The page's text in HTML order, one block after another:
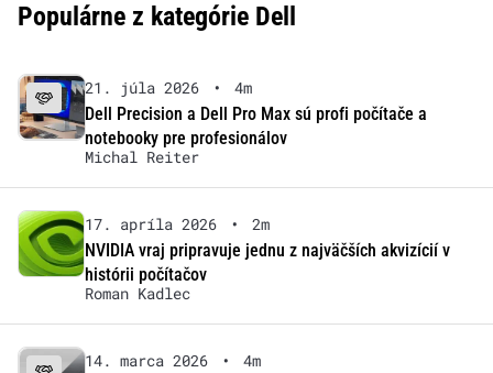
Populárne z kategórie Dell
21. júla 2026 •
4m
Dell Precision a Dell Pro Max sú profi počítače a
notebooky pre profesionálov
Michal Reiter
17. apríla 2026 •
2m
NVIDIA vraj pripravuje jednu z najväčších akvizícií v
histórii počítačov
Roman Kadlec
14. marca 2026 •
4m